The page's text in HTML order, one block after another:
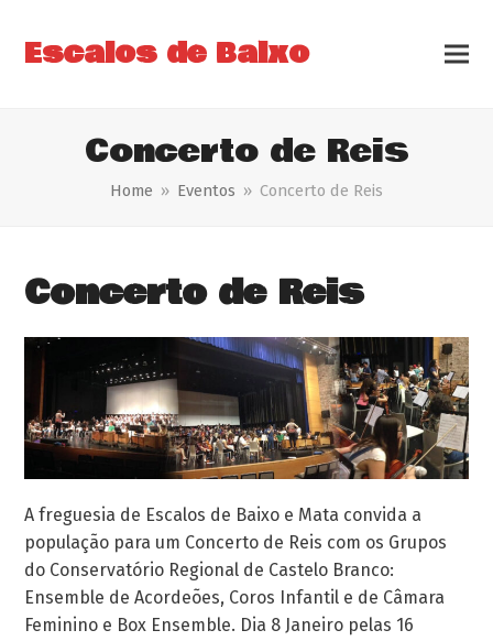
Escalos de Baixo
Concerto de Reis
Home » Eventos » Concerto de Reis
Concerto de Reis
A freguesia de Escalos de Baixo e Mata convida a
população para um Concerto de Reis com os Grupos
do Conservatório Regional de Castelo Branco:
Ensemble de Acordeões, Coros Infantil e de Câmara
Feminino e Box Ensemble. Dia 8 Janeiro pelas 16